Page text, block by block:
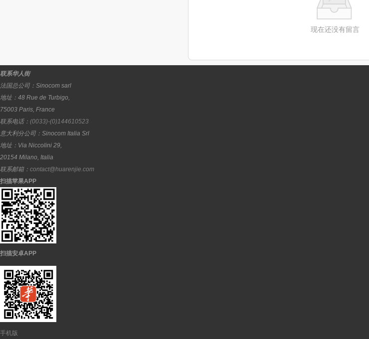
现在还没有留言
联系华人街
法国总公司： Sinocom sarl
地址： 48 Rue de Turbigo,
75003 Paris, France
联系电话： (0033)-(0)144610523
意大利分公司： Sinocom Italia Srl
地址： Via Niccolini 29,
20154 Milano, Italia
联系邮箱： contact@huarenjie.com
扫描苹果APP
扫描安卓APP
手机版